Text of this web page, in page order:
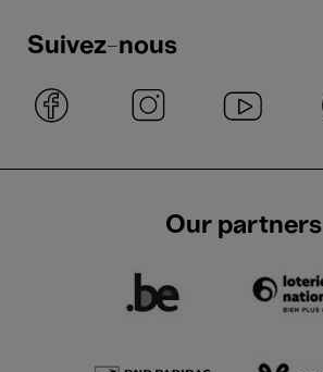
Suivez-nous
Our partners